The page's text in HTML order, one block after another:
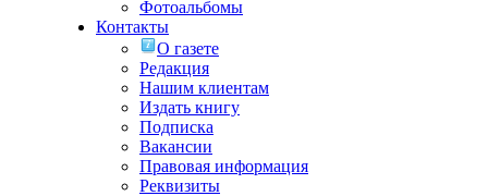
Фотоальбомы
Контакты
О газете
Редакция
Нашим клиентам
Издать книгу
Подписка
Вакансии
Правовая информация
Реквизиты